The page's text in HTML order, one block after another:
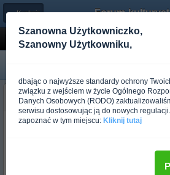
← Kuchnia
Tortilla
Bucy15
Ponad rok temu
Tortilla z sosem
Szanowna Użytkowniczko,
Szanowny Użytkowniku,
dbając o najwyższe standardy ochrony
związku z wejściem w życie Ogólnego
Danych Osobowych (RODO)
serwisu dostosowując ją do nowych
zapoznać w tym miejscu: Kliknij tutaj